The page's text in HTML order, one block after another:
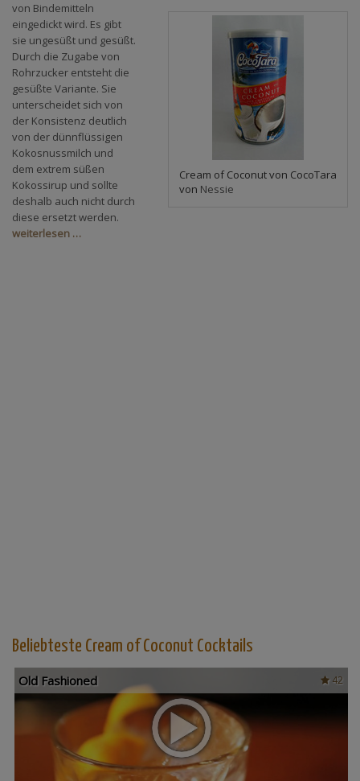
Cream of Coconut von CocoTara
von Nessie
von Bindemitteln
eingedickt wird. Es gibt
sie ungesüßt und gesüßt.
Durch die Zugabe von
Rohrzucker entsteht die
gesüßte Variante. Sie
unterscheidet sich von
der Konsistenz deutlich
von der dünnflüssigen
Kokosnussmilch und
dem extrem süßen
Kokossirup und sollte
deshalb auch nicht durch
diese ersetzt werden.
weiterlesen …
Beliebteste Cream of Coconut Cocktails
42
Old Fashioned